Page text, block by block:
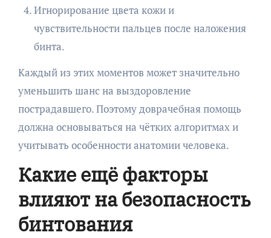
Игнорирование цвета кожи и
чувствительности пальцев после наложения
бинта.
Каждый из этих моментов может значительно
уменьшить шанс на выздоровление
пострадавшего. Поэтому доврачебная помощь
должна основываться на чётких алгоритмах и
учитывать особенности анатомии человека.
Какие ещё факторы
влияют на безопасность
бинтования